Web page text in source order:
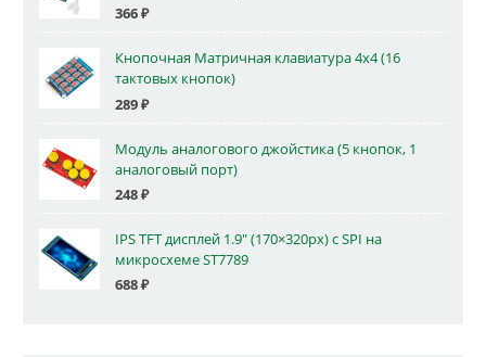
366₽
Кнопочная Матричная клавиатура 4x4 (16
тактовых кнопок)
289₽
Модуль аналогового джойстика (5 кнопок, 1
аналоговый порт)
248₽
IPS TFT дисплей 1.9" (170×320px) с SPI на
микросхеме ST7789
688₽